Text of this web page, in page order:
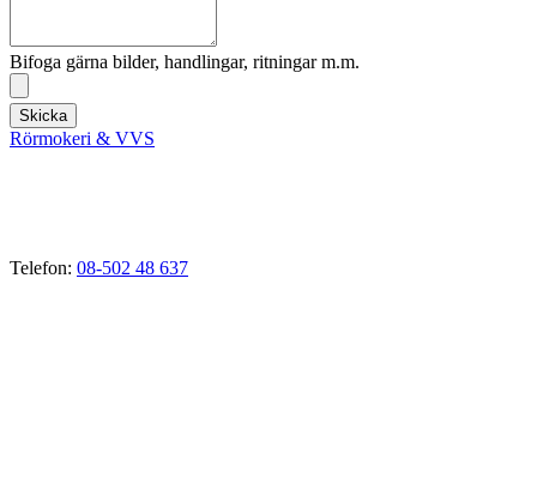
Bifoga gärna bilder, handlingar, ritningar m.m.
Skicka
Rörmokeri & VVS
Telefon: 08-502 48 637